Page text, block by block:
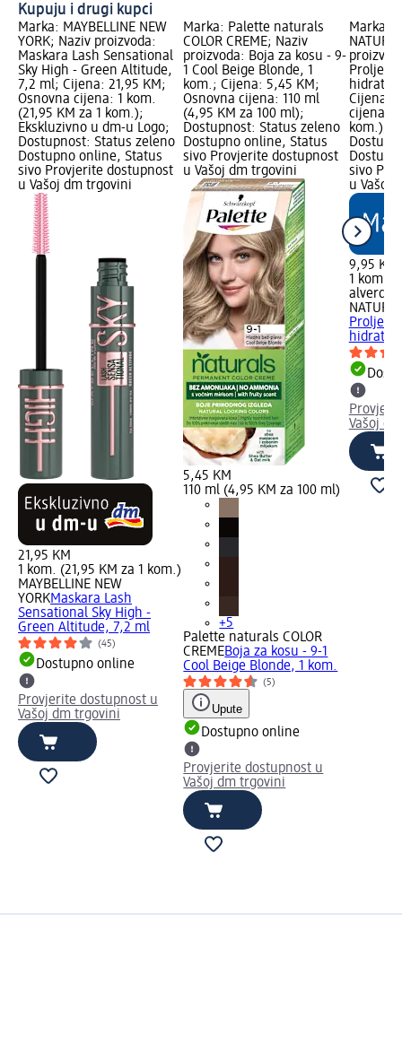
Kupuju i drugi kupci
Marka: MAYBELLINE NEW
YORK; Naziv proizvoda:
Maskara Lash Sensational
Sky High - Green Altitude,
7,2 ml; Cijena: 21,95 KM;
Osnovna cijena: 1 kom.
(21,95 KM za 1 kom.);
Ekskluzivno u dm-u Logo;
Dostupnost: Status zeleno
Dostupno online, Status
sivo Provjerite dostupnost
u Vašoj dm trgovini
21,95 KM
1 kom. (21,95 KM za 1 kom.)
MAYBELLINE NEW
YORKMaskara Lash
Sensational Sky High -
Green Altitude, 7,2 ml
(45)
Dostupno online
Provjerite dostupnost u
Vašoj dm trgovini
Marka: Palette naturals
COLOR CREME; Naziv
proizvoda: Boja za kosu - 9-
1 Cool Beige Blonde, 1
kom.; Cijena: 5,45 KM;
Osnovna cijena: 110 ml
(4,95 KM za 100 ml);
Dostupnost: Status zeleno
Dostupno online, Status
sivo Provjerite dostupnost
u Vašoj dm trgovini
5,45 KM
110 ml (4,95 KM za 100 ml)
+5
Palette naturals COLOR
CREMEBoja za kosu - 9-1
Cool Beige Blonde, 1 kom.
(5)
Upute
Dostupno online
Provjerite dostupnost u
Vašoj dm trgovini
Marka:
Cijena:
cijena: 1
kom.);
sivo
u Vašoj
9,95 KM
1 kom.
alverde
Vašoj